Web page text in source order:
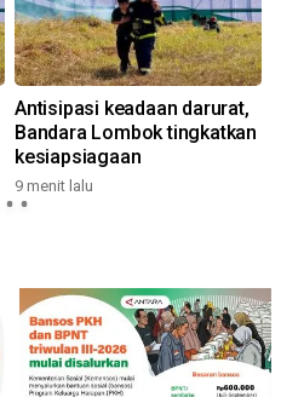
Antisipasi keadaan darurat,
Bandara Lombok tingkatkan
kesiapsiagaan
9 menit lalu